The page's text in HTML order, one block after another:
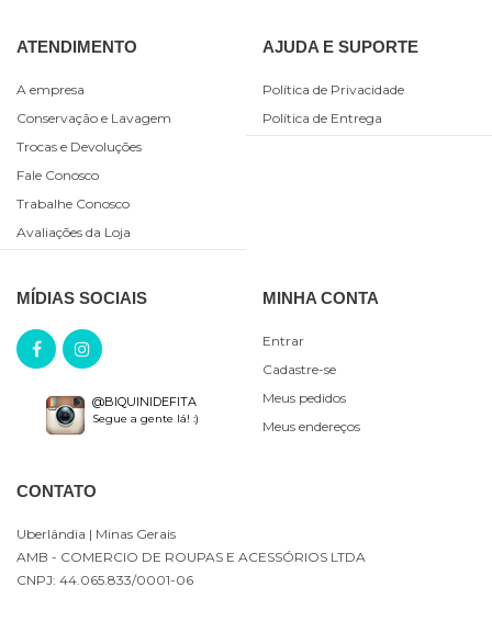
ATENDIMENTO
A empresa
Conservação e Lavagem
Trocas e Devoluções
Fale Conosco
Trabalhe Conosco
Avaliações da Loja
AJUDA E SUPORTE
Política de Privacidade
Política de Entrega
MÍDIAS SOCIAIS
@BIQUINIDEFITA
Segue a gente lá! :)
MINHA CONTA
Entrar
Cadastre-se
Meus pedidos
Meus endereços
CONTATO
Uberlândia | Minas Gerais
AMB - COMERCIO DE ROUPAS E ACESSÓRIOS LTDA
CNPJ: 44.065.833/0001-06